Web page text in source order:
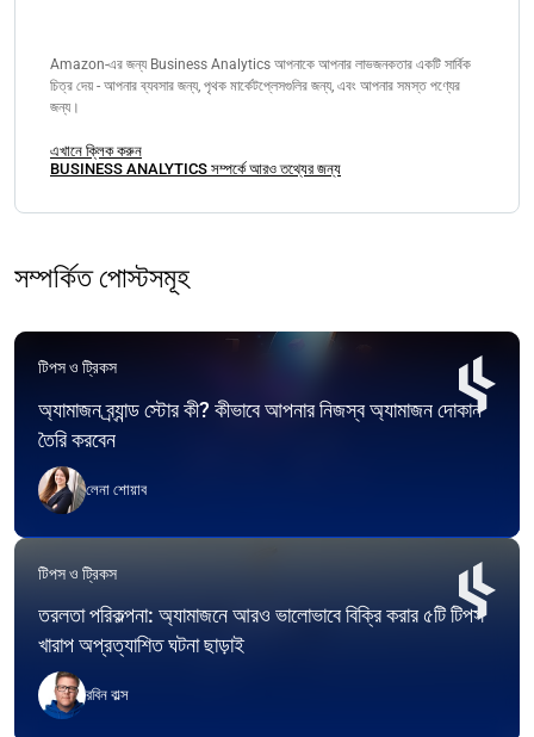
Amazon-এর জন্য Business Analytics আপনাকে আপনার লাভজনকতার একটি সার্বিক
চিত্র দেয় - আপনার ব্যবসার জন্য, পৃথক মার্কেটপ্লেসগুলির জন্য, এবং আপনার সমস্ত পণ্যের
জন্য।
এখানে ক্লিক করুন
BUSINESS ANALYTICS সম্পর্কে আরও তথ্যের জন্য
সম্পর্কিত পোস্টসমূহ
টিপস ও ট্রিকস
অ্যামাজন ব্র্যান্ড স্টোর কী? কীভাবে আপনার নিজস্ব অ্যামাজন দোকান
তৈরি করবেন
লেনা শোয়াব
টিপস ও ট্রিকস
তরলতা পরিকল্পনা: অ্যামাজনে আরও ভালোভাবে বিক্রি করার ৫টি টিপস
খারাপ অপ্রত্যাশিত ঘটনা ছাড়াই
রবিন বাল্স